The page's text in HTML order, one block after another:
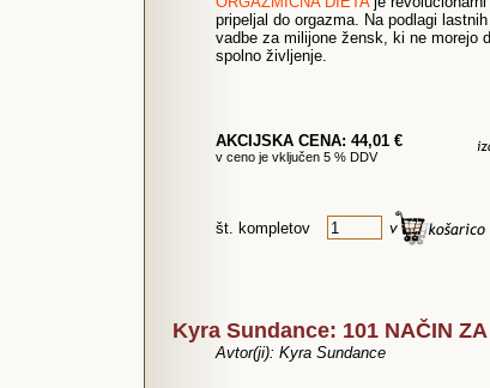
pripeljal do orgazma. Na podlagi
vadbe za milijone žensk, ki ne morejo
spolno življenje.
AKCIJSKA CENA: 44,01 €
v ceno je vključen 5 % DDV
št. kompletov
Kyra Sundance: 101 NAČIN
Avtor(ji): Kyra Sundance